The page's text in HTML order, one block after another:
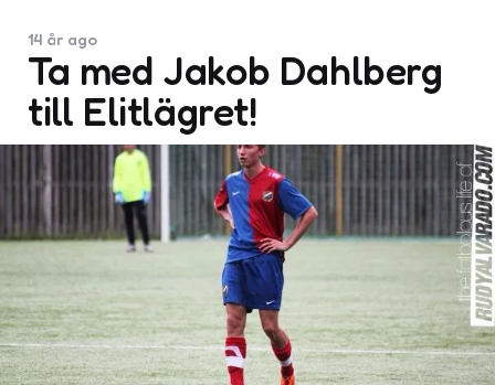
Ta med Jakob Dahlberg
till Elitlägret!
14 år ago